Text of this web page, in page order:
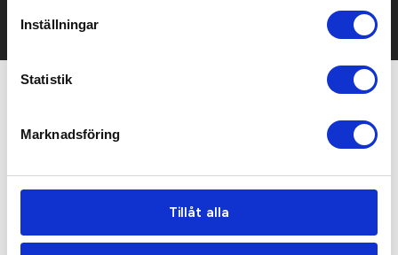
Inställningar
Statistik
Marknadsföring
Tillåt alla